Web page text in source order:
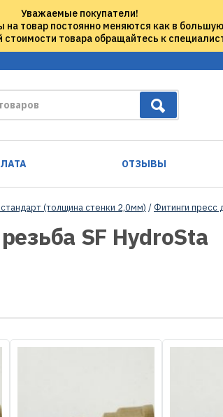
Уважаемые покупатели!
на товар постоянно меняются как в
стоимости товара обращайтесь к
ОТЗЫВЫ
(толщина стенки 2,0мм) / Фитинги пресс
SF HydroSta